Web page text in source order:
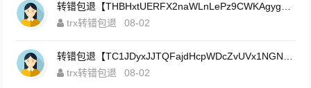
转错包退【THBHxtUERFX2naWLnLePz9CWKAgygggggv】客服TeleGram:【@TrxEm】
trx转错包退
08-02
转错包退【TC1JDyxJJTQFajdHcpWDcZvUVx1NGNcSZo】客服TeleGram:【@TrxEm】
trx转错包退
08-02